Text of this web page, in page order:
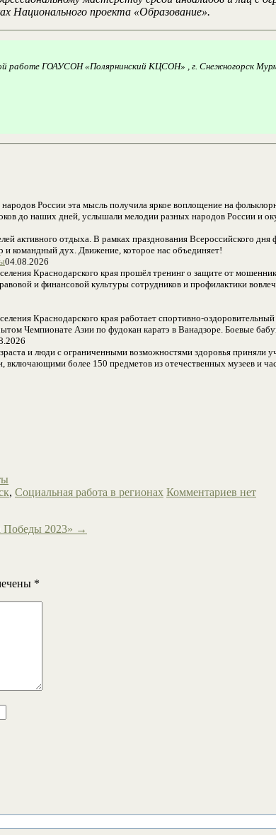
Национального проекта «Образование».
работе ГОАУСОН «Полярнинский КЦСОН» , г. Снежногорск
России эта мысль получила яркое воплощение на
до наших дней, услышали мелодии разных народов России и
активного отдыха. В рамках празднования Всероссийского
командный дух. Движение, которое нас объединяет!
04.08.2026
Краснодарского края прошёл тренинг о защите от
и финансовой культуры сотрудников и профилактики
Краснодарского края работает спортивно-
Чемпионате Азии по фудокан каратэ в Ванадзоре. Боевые
и люди с ограниченными возможностями здоровья приняли
включающими более 150 предметов из отечественных музеев и
, Социальная работа в регионах Комментариев нет
Победы 2023» →
*